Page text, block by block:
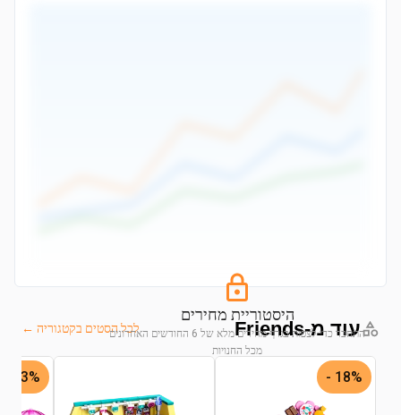
היסטוריית מחירים
התחבר כדי לצפות בגרף מחירים מלא של 6 החודשים האחרונים
מכל החנויות
עוד מ-Friends לכל הסטים בקטגוריה ←
18% -
33% -